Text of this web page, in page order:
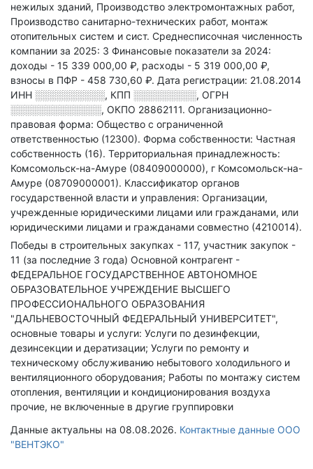
нежилых зданий, Производство электромонтажных работ,
Производство санитарно-технических работ, монтаж
отопительных систем и сист. Среднесписочная численность
компании за 2025: 3 Финансовые показатели за 2024:
доходы - 15 339 000,00 ₽, расходы - 5 319 000,00 ₽,
взносы в ПФР - 458 730,60 ₽. Дата регистрации: 21.08.2014
ИНН ░░░░░░░░░░, КПП ░░░░░░░░░, ОГРН
░░░░░░░░░░░░░, ОКПО 28862111. Организационно-
правовая форма: Общество с ограниченной
ответственностью (12300). Форма собственности: Частная
собственность (16). Территориальная принадлежность:
Комсомольск-на-Амуре (08409000000), г Комсомольск-на-
Амуре (08709000001). Классификатор органов
государственной власти и управления: Организации,
учрежденные юридическими лицами или гражданами, или
юридическими лицами и гражданами совместно (4210014).
Победы в строительных закупках - 117, участник закупок -
11 (за последние 3 года) Основной контрагент -
ФЕДЕРАЛЬНОЕ ГОСУДАРСТВЕННОЕ АВТОНОМНОЕ
ОБРАЗОВАТЕЛЬНОЕ УЧРЕЖДЕНИЕ ВЫСШЕГО
ПРОФЕССИОНАЛЬНОГО ОБРАЗОВАНИЯ
"ДАЛЬНЕВОСТОЧНЫЙ ФЕДЕРАЛЬНЫЙ УНИВЕРСИТЕТ",
основные товары и услуги: Услуги по дезинфекции,
дезинсекции и дератизации; Услуги по ремонту и
техническому обслуживанию небытового холодильного и
вентиляционного оборудования; Работы по монтажу систем
отопления, вентиляции и кондиционирования воздуха
прочие, не включенные в другие группировки
Данные актуальны на 08.08.2026. Контактные данные ООО
"ВЕНТЭКО"